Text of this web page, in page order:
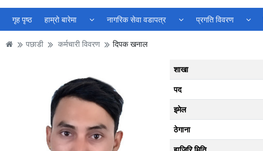
गृह पृष्ठ हाम्रो बारेमा नागरिक सेवा वडापत्र प्रगति विवरण
पछाडी कर्मचारी विवरण दिपक खनाल
शाखा
पद
इमेल
ठेगाना